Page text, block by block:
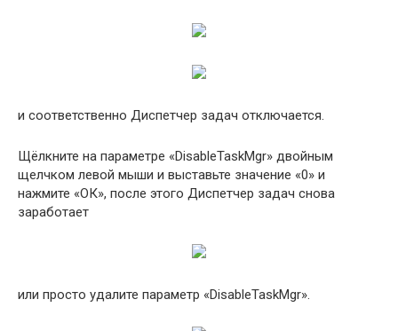
и соответственно Диспетчер задач отключается.
Щёлкните на параметре «DisableTaskMgr» двойным
щелчком левой мыши и выставьте значение «0» и
нажмите «ОК», после этого Диспетчер задач снова
заработает
или просто удалите параметр «DisableTaskMgr».